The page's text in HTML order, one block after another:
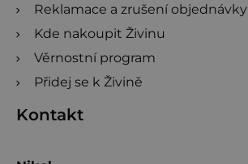
Reklamace a zrušení objednávky
Kde nakoupit Živinu
Věrnostní program
Přidej se k Živině
Kontakt